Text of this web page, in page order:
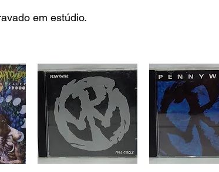
em estúdio.